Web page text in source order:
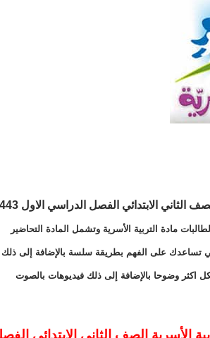
تحضير المستقبل درس السلامة اثناء السباحة مادة التربية الأسرية الصف
مادة التربية الأسرية وتشمل المادة التحاضير
تساعدك على الفهم بطريقة سلسة بالإضافة إلى ذلك
اكثر وضوحا بالإضافة إلى ذلك فيديوهات بالصوت
الأسرية الصف الثاني الابتدائي